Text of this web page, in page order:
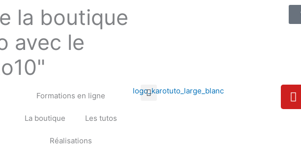
la boutique
avec le
Formations en ligne
La boutique Les tutos
Réalisations
Y
o